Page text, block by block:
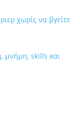
χωρίς να βγείτε
μνήμη, skills και